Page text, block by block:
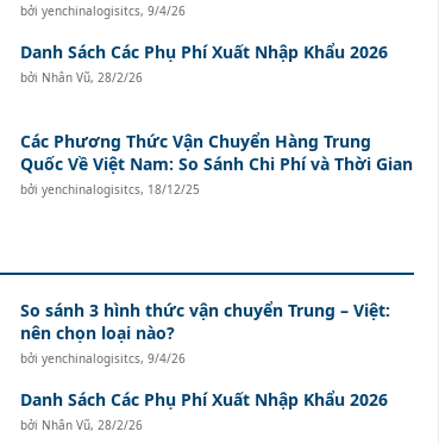
bởi yenchinalogisitcs, 9/4/26
Danh Sách Các Phụ Phí Xuất Nhập Khẩu 2026
bởi Nhân Vũ, 28/2/26
Các Phương Thức Vận Chuyển Hàng Trung
Quốc Về Việt Nam: So Sánh Chi Phí và Thời Gian
bởi yenchinalogisitcs, 18/12/25
So sánh 3 hình thức vận chuyển Trung – Việt:
nên chọn loại nào?
bởi yenchinalogisitcs, 9/4/26
Danh Sách Các Phụ Phí Xuất Nhập Khẩu 2026
bởi Nhân Vũ, 28/2/26